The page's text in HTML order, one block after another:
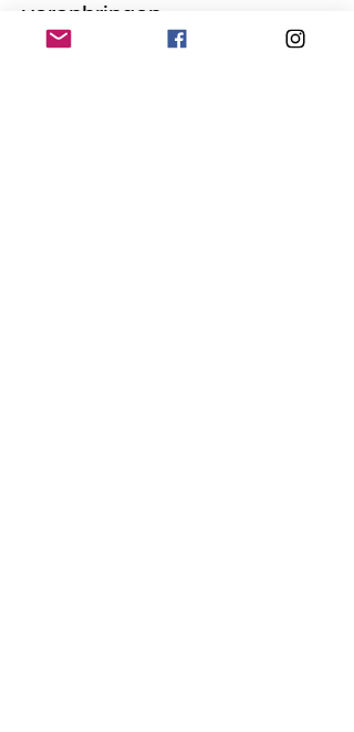
voranbringen.